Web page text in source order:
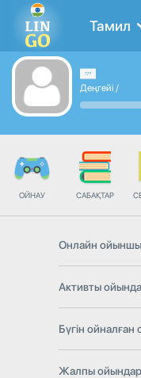
Тамил
Деңгейі /
ОЙНАУ САБАҚТАР
Онлайн
Активты
Бүгін ойналған
Жалпы ойындар